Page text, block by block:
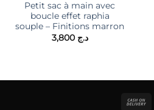
Petit sac à main avec
boucle effet raphia
souple – Finitions marron
د.ج 3,800